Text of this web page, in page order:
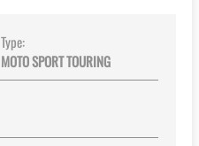
Type:
MOTO SPORT TOURING